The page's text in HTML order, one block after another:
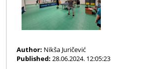
Author: Nikša Juričević
Published: 28.06.2024. 12:05:23